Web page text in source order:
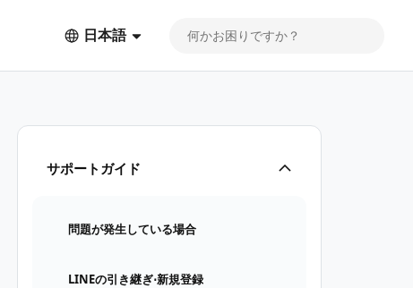
日本語
サポートガイド
問題が発生している場合
LINEの引き継ぎ⋅新規登録